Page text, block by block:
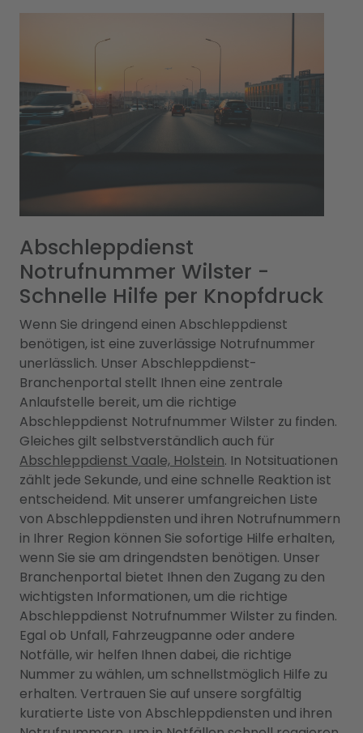
Abschleppdienst
Notrufnummer Wilster -
Schnelle Hilfe per Knopfdruck
Wenn Sie dringend einen Abschleppdienst
benötigen, ist eine zuverlässige Notrufnummer
unerlässlich. Unser Abschleppdienst-
Branchenportal stellt Ihnen eine zentrale
Anlaufstelle bereit, um die richtige
Abschleppdienst Notrufnummer Wilster zu finden.
Gleiches gilt selbstverständlich auch für
Abschleppdienst Vaale, Holstein. In Notsituationen
zählt jede Sekunde, und eine schnelle Reaktion ist
entscheidend. Mit unserer umfangreichen Liste
von Abschleppdiensten und ihren Notrufnummern
in Ihrer Region können Sie sofortige Hilfe erhalten,
wenn Sie sie am dringendsten benötigen. Unser
Branchenportal bietet Ihnen den Zugang zu den
wichtigsten Informationen, um die richtige
Abschleppdienst Notrufnummer Wilster zu finden.
Egal ob Unfall, Fahrzeugpanne oder andere
Notfälle, wir helfen Ihnen dabei, die richtige
Nummer zu wählen, um schnellstmöglich Hilfe zu
erhalten. Vertrauen Sie auf unsere sorgfältig
kuratierte Liste von Abschleppdiensten und ihren